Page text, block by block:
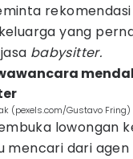
yang
babysitter.
(pexels.com/Gustavo Fring)
lowongan
mencari dari agen